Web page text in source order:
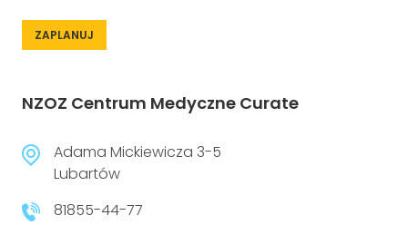
ZAPLANUJ
NZOZ Centrum Medyczne Curate
Adama Mickiewicza 3-5
Lubartów
81855-44-77